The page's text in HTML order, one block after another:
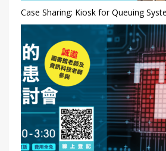
Case Sharing: Kiosk for Queuing